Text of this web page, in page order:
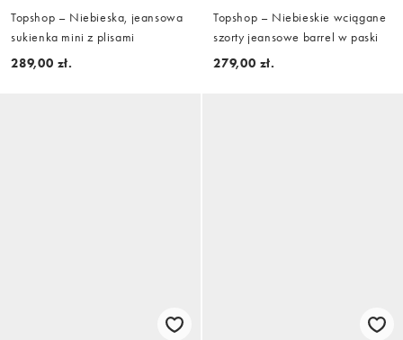
Topshop – Niebieska, jeansowa
sukienka mini z plisami
289,00 zł.
Topshop – Niebieskie wciągane
szorty jeansowe barrel w paski
279,00 zł.